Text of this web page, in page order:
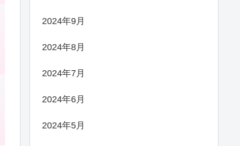
2024年9月
2024年8月
2024年7月
2024年6月
2024年5月